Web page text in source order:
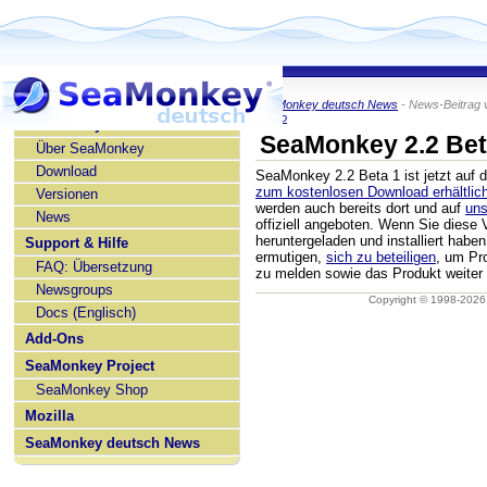
SeaMonkey deutsch
Über SeaMonkey
Download
Versionen
News
Support & Hilfe
FAQ: Übersetzung
Newsgroups
Docs (Englisch)
Add-Ons
SeaMonkey Project
SeaMonkey Shop
Mozilla
SeaMonkey deutsch News
SeaMonkey deutsch News - News-Beitrag
KaiRo
SeaMonkey 2.2
SeaMonkey 2.2 Beta 1 ist jetzt auf
zum kostenlosen Download
werden auch bereits dort und auf
offiziell angeboten. Wenn Sie diese
heruntergeladen und installiert
ermutigen, sich zu beteiligen, um
zu melden sowie das Produkt
Copyright © 1998-